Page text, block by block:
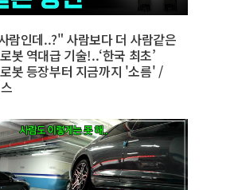
람인데..?" 사람보다 더 사람같은
봇 역대급 기술!..‘한국 최초’
봇 등장부터 지금까지 '소름' /